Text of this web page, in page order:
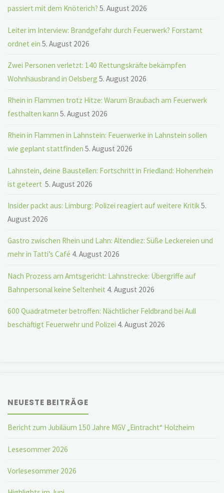
passiert mit dem Knöterich? 5. August 2026
Leiter im Interview: Brandgefahr durch Feuerwerk? Forstamt
ordnet ein 5. August 2026
Zwei Personen verletzt: 140 Rettungskräfte bekämpfen
Wohnhausbrand in Oelsberg 5. August 2026
Rhein in Flammen trotz Hitze: Warum Braubach am Feuerwerk
festhalten kann 5. August 2026
Rhein in Flammen in Lahnstein: Feuerwerke in Lahnstein sollen
wie geplant stattfinden 5. August 2026
Lahnstein, deine Baustellen: Fortschritt in Friedland: Hohenrhein
ist geteert 5. August 2026
Insider packt aus: Limburg: Polizei reagiert auf weitere Kritik5.
August 2026
Gastro zwischen Rhein und Lahn: Altendiez: Süße Leckereien und
mehr in Tatti’s Café 4. August 2026
Nach Prozess am Amtsgericht: Lahnstrecke: Übergriffe auf
Bahnpersonal keine Seltenheit 4. August 2026
600 Quadratmeter betroffen: Nächtlicher Feldbrand bei Aull
beschäftigt Feuerwehr und Polizei 4. August 2026
NEUESTE BEITRÄGE
Bericht zum Jubiläum 150 Jahre MGV „Eintracht“ Holzheim
Lesesommer 2026
Vorlesesommer 2026